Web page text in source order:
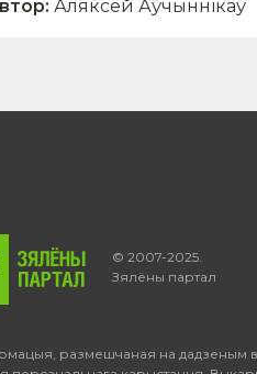
: Аляксей Аўчыннікаў
© 2007-2025.
Зялёны партал
размешчаная на дадзеным